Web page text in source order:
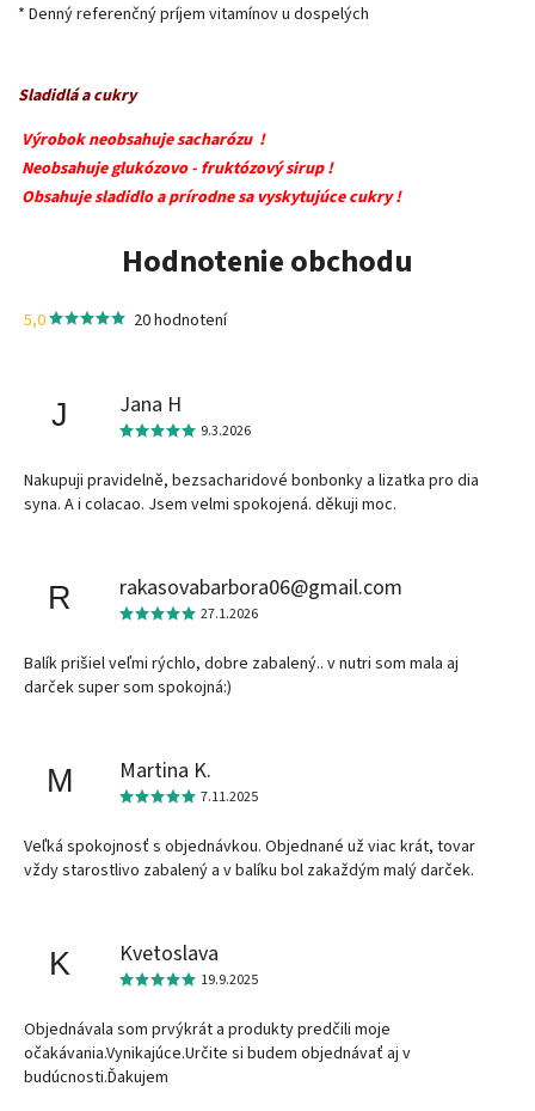
* Denný referenčný príjem vitamínov u dospelých
Sladidlá a cukry
Výrobok neobsahuje sacharózu !
Neobsahuje glukózovo - fruktózový sirup !
Obsahuje sladidlo a prírodne sa vyskytujúce cukry !
Hodnotenie obchodu
5,0 20 hodnotení
J Jana H
9.3.2026
Nakupuji pravidelně, bezsacharidové bonbonky a lizatka pro dia
syna. A i colacao. Jsem velmi spokojená. děkuji moc.
R rakasovabarbora06@gmail.com
27.1.2026
Balík prišiel veľmi rýchlo, dobre zabalený.. v nutri som mala aj
darček super som spokojná:)
M Martina K.
7.11.2025
Veľká spokojnosť s objednávkou. Objednané už viac krát, tovar
vždy starostlivo zabalený a v balíku bol zakaždým malý darček.
K Kvetoslava
19.9.2025
Objednávala som prvýkrát a produkty predčili moje
očakávania.Vynikajúce.Určite si budem objednávať aj v
budúcnosti.Ďakujem